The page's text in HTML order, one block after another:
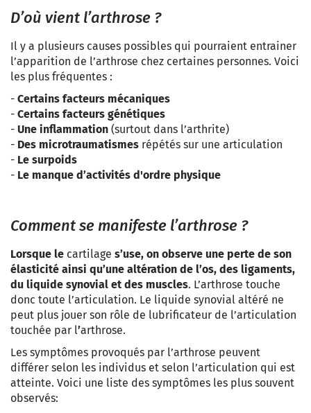
D’où vient l’arthrose ?
Il y a plusieurs causes possibles qui pourraient entrainer
l’apparition de l’arthrose chez certaines personnes. Voici
les plus fréquentes :
- Certains facteurs mécaniques
- Certains facteurs génétiques
- Une inflammation (surtout dans l’arthrite)
- Des microtraumatismes répétés sur une articulation
- Le surpoids
- Le manque d’activités d'ordre physique
Comment se manifeste l’arthrose ?
Lorsque le cartilage s’use, on observe une perte de son
élasticité ainsi qu’une altération de l’os, des ligaments,
du liquide synovial et des muscles. L’arthrose touche
donc toute l’articulation. Le liquide synovial altéré ne
peut plus jouer son rôle de lubrificateur de l’articulation
touchée par l’arthrose.
Les symptômes provoqués par l’arthrose peuvent
différer selon les individus et selon l’articulation qui est
atteinte. Voici une liste des symptômes les plus souvent
observés: